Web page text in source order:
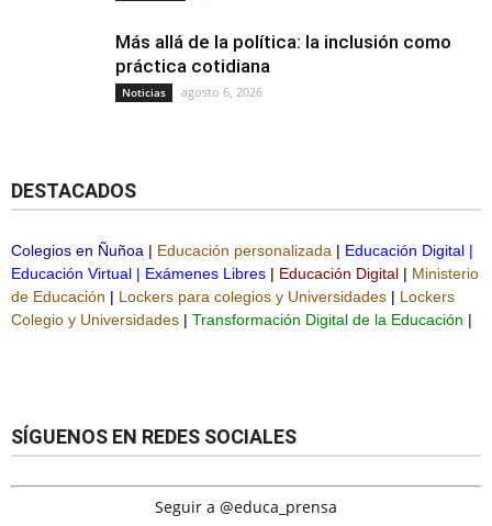
Más allá de la política: la inclusión como
práctica cotidiana
Noticias agosto 6, 2026
DESTACADOS
Colegios en Ñuñoa | Educación personalizada | Educación Digital |
Educación Virtual | Exámenes Libres | Educación Digital | Ministerio
de Educación | Lockers para colegios y Universidades | Lockers
Colegio y Universidades | Transformación Digital de la Educación |
SÍGUENOS EN REDES SOCIALES
Seguir a @educa_prensa